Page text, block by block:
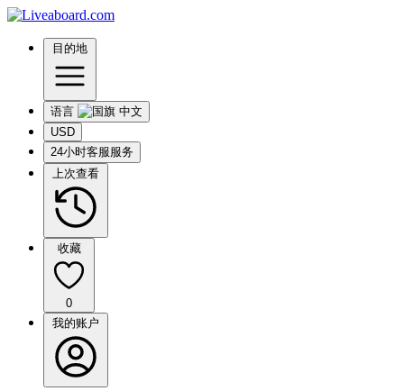
目的地
语言
USD
24小时客服服务
上次查看
收藏
0
我的账户